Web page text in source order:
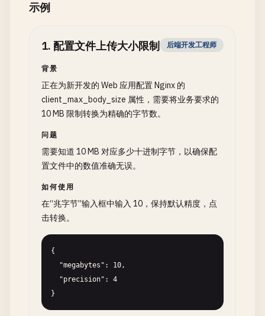
示例
1. 配置文件上传大小限制 后端开发工程师
背景
正在为新开发的 Web 应用配置 Nginx 的
client_max_body_size 属性，需要将业务要求的
10 MB 限制转换为精确的字节数。
问题
需要知道 10 MB 对应多少十进制字节，以确保配
置文件中的数值准确无误。
如何使用
在“兆字节”输入框中输入 10，保持默认精度，点
击转换。
{
}